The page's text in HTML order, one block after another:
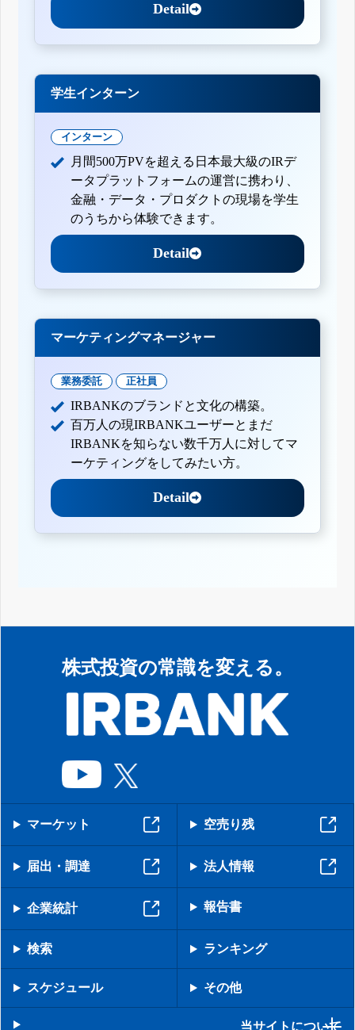
Detail
学生インターン
インターン
月間500万PVを超える日本最大級のIRデ
ータプラットフォームの運営に携わり、
金融・データ・プロダクトの現場を学生
のうちから体験できます。
Detail
マーケティングマネージャー
業務委託 正社員
IRBANKのブランドと文化の構築。
百万人の現IRBANKユーザーとまだ
IRBANKを知らない数千万人に対してマ
ーケティングをしてみたい方。
Detail
株式投資の常識を変える。
マーケット 空売り残
届出・調達 法人情報
企業統計 報告書
検索 ランキング
スケジュール その他
当サイトについて